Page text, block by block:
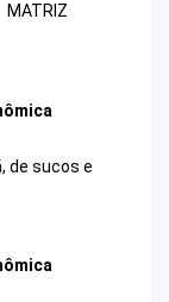
MATRIZ
de sucos e